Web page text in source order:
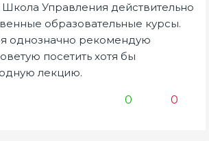
Школа Управления действительно
образовательные курсы.
однозначно рекомендую
посетить хотя бы
лекцию.
0 0